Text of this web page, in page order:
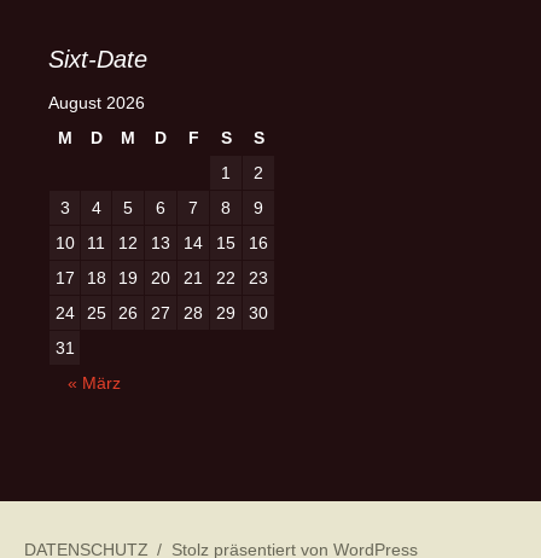
Sixt-Date
August 2026
M
D M D F S
S
1
2
3
4 5 6 7 8
9
10
11 12 13 14 15
16
17
18 19 20 21 22
23
24
25 26 27 28 29
30
31
« März
DATENSCHUTZ Stolz präsentiert von WordPress